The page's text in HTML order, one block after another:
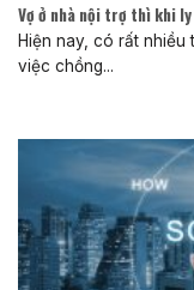
Vợ ở nhà nội trợ thì khi
Hiện nay, có rất
việc chồng...